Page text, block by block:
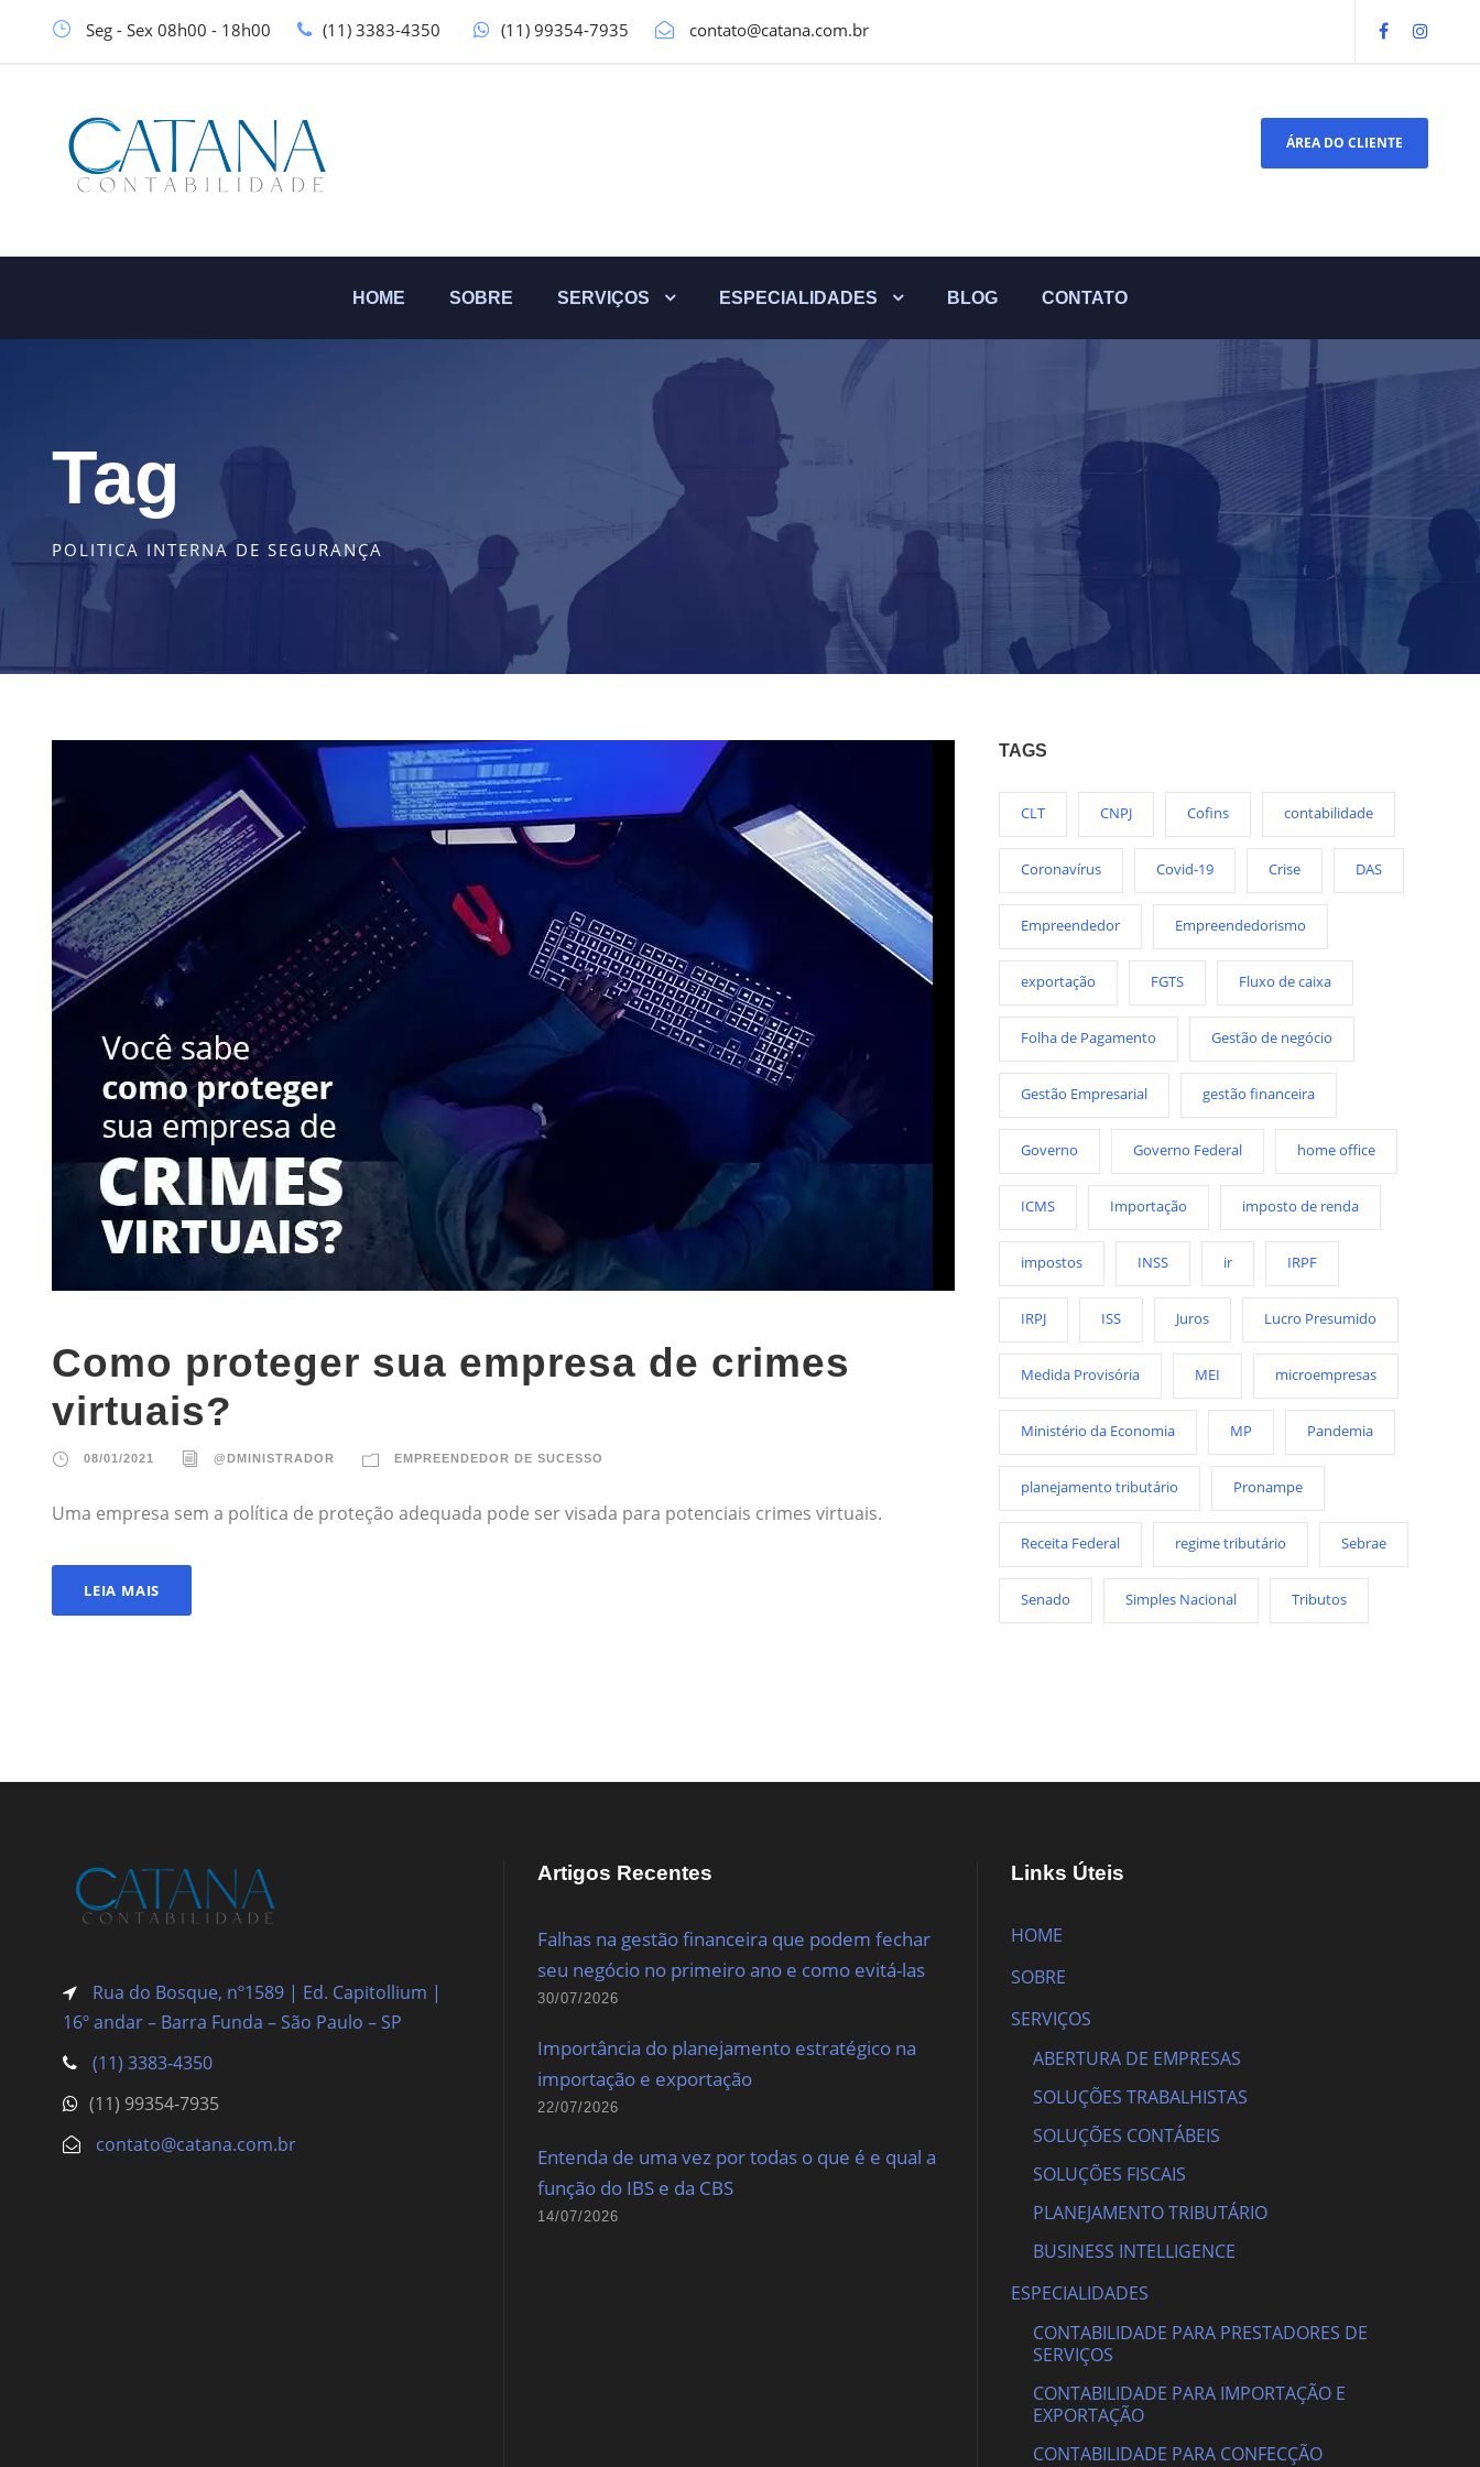
Seg - Sex 08h00 - 18h00 (11) 3383-4350 (11) 99354-7935 contato@catana.com.br
ÁREA DO CLIENTE
HOME SOBRE SERVIÇOS ESPECIALIDADES BLOG CONTATO
Tag
POLITICA INTERNA DE SEGURANÇA
Como proteger sua empresa de crimes
virtuais?
08/01/2021 @DMINISTRADOR EMPREENDEDOR DE SUCESSO
Uma empresa sem a política de proteção adequada pode ser visada para potenciais crimes virtuais.
LEIA MAIS
TAGS
CLT CNPJ Cofins contabilidade
Coronavírus Covid-19 Crise DAS
Empreendedor Empreendedorismo
exportação FGTS Fluxo de caixa
Folha de Pagamento Gestão de negócio
Gestão Empresarial gestão financeira
Governo Governo Federal home office
ICMS Importação imposto de renda
impostos INSS ir IRPF
IRPJ ISS Juros Lucro Presumido
Medida Provisória MEI microempresas
Ministério da Economia MP Pandemia
planejamento tributário Pronampe
Receita Federal regime tributário Sebrae
Senado Simples Nacional Tributos
Rua do Bosque, nº1589 | Ed. Capitollium |
16º andar – Barra Funda – São Paulo – SP
(11) 3383-4350
(11) 99354-7935
contato@catana.com.br
Artigos Recentes
Falhas na gestão financeira que podem fechar
seu negócio no primeiro ano e como evitá-las
30/07/2026
Importância do planejamento estratégico na
importação e exportação
22/07/2026
Entenda de uma vez por todas o que é e qual a
função do IBS e da CBS
14/07/2026
Links Úteis
HOME
SOBRE
SERVIÇOS
ABERTURA DE EMPRESAS
SOLUÇÕES TRABALHISTAS
SOLUÇÕES CONTÁBEIS
SOLUÇÕES FISCAIS
PLANEJAMENTO TRIBUTÁRIO
BUSINESS INTELLIGENCE
ESPECIALIDADES
CONTABILIDADE PARA PRESTADORES DE
SERVIÇOS
CONTABILIDADE PARA IMPORTAÇÃO E
EXPORTAÇÃO
CONTABILIDADE PARA CONFECÇÃO